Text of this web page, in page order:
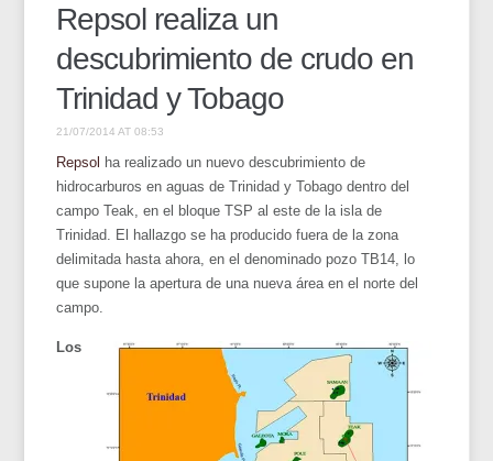
Repsol realiza un
descubrimiento de crudo en
Trinidad y Tobago
21/07/2014 AT 08:53
Repsol ha realizado un nuevo descubrimiento de
hidrocarburos en aguas de Trinidad y Tobago dentro del
campo Teak, en el bloque TSP al este de la isla de
Trinidad. El hallazgo se ha producido fuera de la zona
delimitada hasta ahora, en el denominado pozo TB14, lo
que supone la apertura de una nueva área en el norte del
campo.
Los